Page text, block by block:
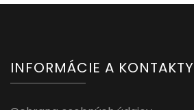
INFORMÁCIE A KONTAKTY